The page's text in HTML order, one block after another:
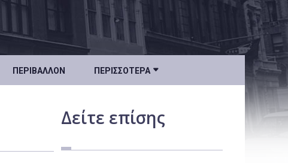
ΠΕΡΙΒΆΛΛΟΝ ΠΕΡΙΣΣΌΤΕΡΑ 
Δείτε επίσης
Αρχική
Πολιτισμός
Υγεία
Ταξίδια
Επιστήμη
Περιβάλλον